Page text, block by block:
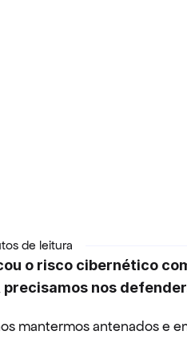
de leitura
o risco cibernético
precisamos nos
mantermos antenados e